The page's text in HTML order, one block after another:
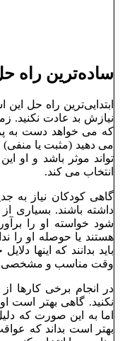
ساده‌ترین راه
ابتدایی‌ترین راه حل
نیازش بد عادت نکنید.
که می خواهد دست به
می دهید (مثبت یا منفی)
تواند موثر باشد و او
انتخاب می کند.
گاهی کودکان نیاز به
داشته باشند. بسیاری
شود خواسته او را
هستند یا حوصله او را
باید بدانند که اینها
وقت مناسب و مشخصی
در انجام برخی کارها
نکنید. گاهی بهتر است
اما به این صورت که
بهتر است بداند که